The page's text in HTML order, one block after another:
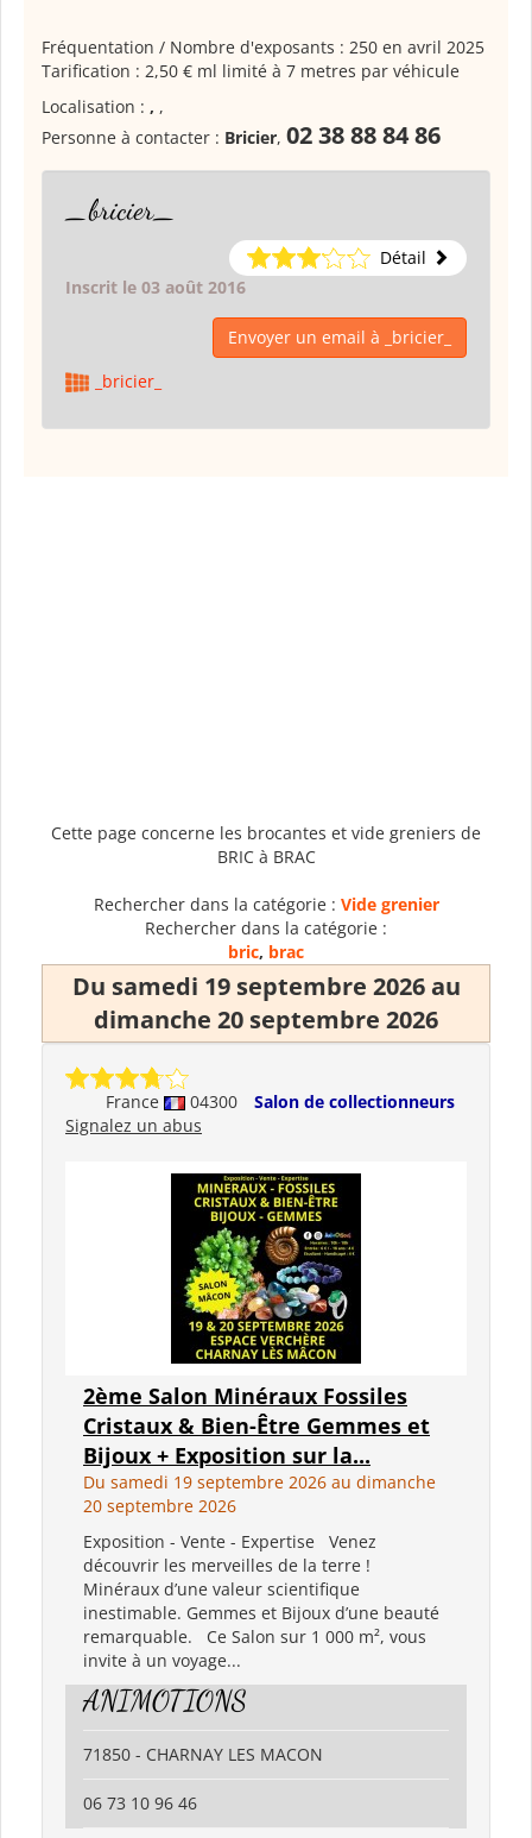
Fréquentation / Nombre d'exposants : 250 en avril 2025
Tarification : 2,50 € ml limité à 7 metres par véhicule
Localisation : , ,
Personne à contacter : Bricier, 02 38 88 84 86
_bricier_
Détail
Inscrit le 03 août 2016
Envoyer un email à _bricier_
_bricier_
Cette page concerne les brocantes et vide greniers de
BRIC à BRAC
Rechercher dans la catégorie : Vide grenier
Rechercher dans la catégorie :
bric, brac
Du samedi 19 septembre 2026 au
dimanche 20 septembre 2026
France 04300
Salon de collectionneurs
Signalez un abus
2ème Salon Minéraux Fossiles
Cristaux & Bien-Être Gemmes et
Bijoux + Exposition sur la...
Du samedi 19 septembre 2026 au dimanche
20 septembre 2026
Exposition - Vente - Expertise Venez
découvrir les merveilles de la terre !
Minéraux d’une valeur scientifique
inestimable. Gemmes et Bijoux d’une beauté
remarquable. Ce Salon sur 1 000 m², vous
invite à un voyage...
ANIMOTIONS
71850 - CHARNAY LES MACON
06 73 10 96 46